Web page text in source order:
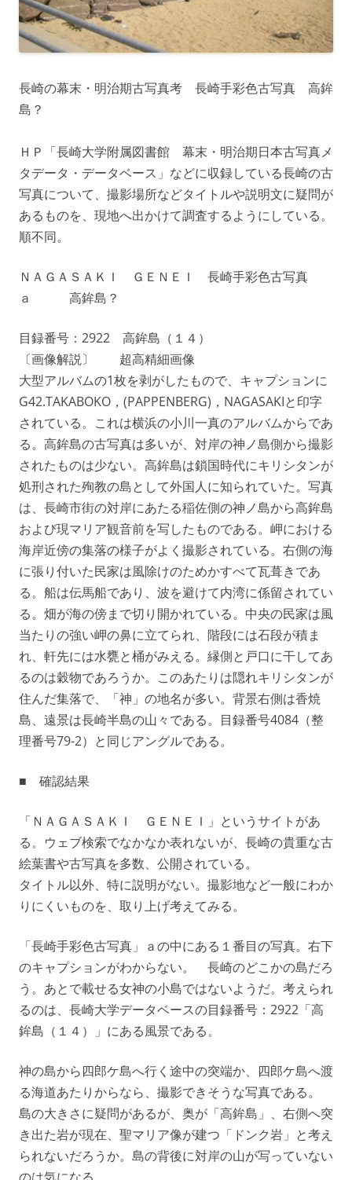
長崎の幕末・明治期古写真考 長崎手彩色古写真 高鉾
島？
ＨＰ「長崎大学附属図書館 幕末・明治期日本古写真メ
タデータ・データベース」などに収録している長崎の古
写真について、撮影場所などタイトルや説明文に疑問が
あるものを、現地へ出かけて調査するようにしている。
順不同。
ＮＡＧＡＳＡＫＩ ＧＥＮＥＩ 長崎手彩色古写真
ａ 高鉾島？
目録番号：2922 高鉾島（１４）
〔画像解説〕 超高精細画像
大型アルバムの1枚を剥がしたもので、キャプションに
G42.TAKABOKO，(PAPPENBERG)，NAGASAKIと印字
されている。これは横浜の小川一真のアルバムからであ
る。高鉾島の古写真は多いが、対岸の神ノ島側から撮影
されたものは少ない。高鉾島は鎖国時代にキリシタンが
処刑された殉教の島として外国人に知られていた。写真
は、長崎市街の対岸にあたる稲佐側の神ノ島から高鉾島
および現マリア観音前を写したものである。岬における
海岸近傍の集落の様子がよく撮影されている。右側の海
に張り付いた民家は風除けのためかすべて瓦葺きであ
る。船は伝馬船であり、波を避けて内湾に係留されてい
る。畑が海の傍まで切り開かれている。中央の民家は風
当たりの強い岬の鼻に立てられ、階段には石段が積ま
れ、軒先には水甕と桶がみえる。縁側と戸口に干してあ
るのは穀物であろうか。このあたりは隠れキリシタンが
住んだ集落で、「神」の地名が多い。背景右側は香焼
島、遠景は長崎半島の山々である。目録番号4084（整
理番号79-2）と同じアングルである。
■ 確認結果
「ＮＡＧＡＳＡＫＩ ＧＥＮＥＩ」というサイトがあ
る。ウェブ検索でなかなか表れないが、長崎の貴重な古
絵葉書や古写真を多数、公開されている。
タイトル以外、特に説明がない。撮影地など一般にわか
りにくいものを、取り上げ考えてみる。
「長崎手彩色古写真」ａの中にある１番目の写真。右下
のキャプションがわからない。 長崎のどこかの島だろ
う。あとで載せる女神の小島ではないようだ。考えられ
るのは、長崎大学データベースの目録番号：2922「高
鉾島（１４）」にある風景である。
神の島から四郎ケ島へ行く途中の突端か、四郎ケ島へ渡
る海道あたりからなら、撮影できそうな写真である。
島の大きさに疑問があるが、奥が「高鉾島」、右側へ突
き出た岩が現在、聖マリア像が建つ「ドンク岩」と考え
られないだろうか。島の背後に対岸の山が写っていない